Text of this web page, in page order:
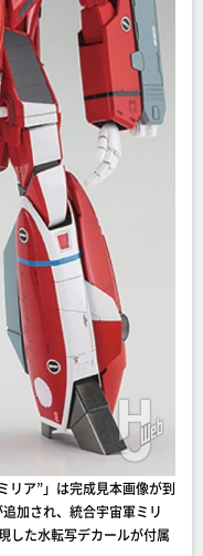
リア”」は完成見本画像が到
加され、統合宇宙軍ミリ
した水転写デカールが付属